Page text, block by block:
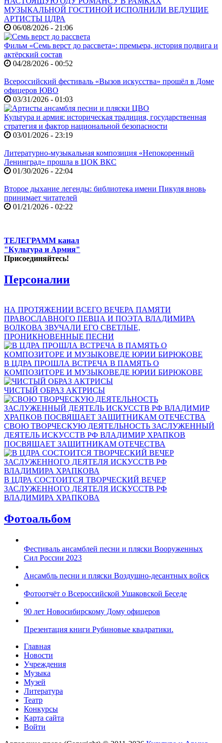
МУЗЫКАЛЬНОЙ ГОСТИНОЙ ИСПОЛНИЛИ ВЕДУЩИЕ
АРТИСТЫ ЦДРА
06/08/2026 - 21:06
Фильм «Семь верст до рассвета»: премьера, история подвига и
актёрский состав
04/28/2026 - 00:52
Всероссийский фестиваль «Вызов искусства» прошёл в Доме
офицеров ЮВО
03/31/2026 - 01:03
Культура и армия: историческая традиция, государственная
стратегия и фактор национальной безопасности
03/01/2026 - 23:19
Литературно-музыкальная композиция «Непокоренный
Ленинград» прошла в ЦОК ВКС
01/30/2026 - 22:04
Второе дыхание легенды: библиотека имени Пикуля вновь
принимает читателей
01/21/2026 - 02:22
ТЕЛЕГРАММ канал
"Культура и Армия"
Присоединяйтесь!
Персоналии
НА ПРОТЯЖЕНИИ ВСЕГО ВЕЧЕРА ПАМЯТИ
ПРАВОСЛАВНОГО ПЕВЦА И ПОЭТА ВЛАДИМИРА
ВОЛКОВА ЗВУЧАЛИ ЕГО СВЕТЛЫЕ,
ПРОНИКНОВЕННЫЕ ПЕСНИ
В ЦДРА ПРОШЛА ВСТРЕЧА В ПАМЯТЬ О
КОМПОЗИТОРЕ И МУЗЫКОВЕДЕ ЮРИИ БИРЮКОВЕ
ЧИСТЫЙ ОБРАЗ АКТРИСЫ
СВОЮ ТВОРЧЕСКУЮ ДЕЯТЕЛЬНОСТЬ ЗАСЛУЖЕННЫЙ
ДЕЯТЕЛЬ ИСКУССТВ РФ ВЛАДИМИР ХРАПКОВ
ПОСВЯЩАЕТ ЗАЩИТНИКАМ ОТЕЧЕСТВА
В ЦДРА СОСТОИТСЯ ТВОРЧЕСКИЙ ВЕЧЕР
ЗАСЛУЖЕННОГО ДЕЯТЕЛЯ ИСКУССТВ РФ
ВЛАДИМИРА ХРАПКОВА
Фотоальбом
Фестиваль ансамблей песни и пляски Вооруженных
Сил России 2023
Ансамбль песни и пляски Воздушно-десантных войск
Фотоотчёт о Всероссийской Ушаковской Беседе
90 лет Новосибирскому Дому офицеров
Презентация книги Рубиновые квадратики.
Главная
Новости
Учреждения
Музыка
Музей
Литература
Театр
Конкурсы
Карта сайта
Войти